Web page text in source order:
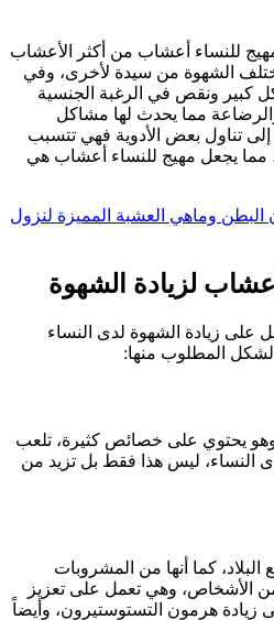
للنساء أعشاب من أكثر الأعشاب
الشهوة من سيدة لأخرى، وفي
كبير ونقص في الرغبة الجنسية
مما يحدث لها مشاكل
تناول بعض الأدوية فهي تتسبب
يجعل مهيج للنساء أعشاب هي
وماهي العشبة المميزة لنزول
لزيادة الشهوة
على زيادة الشهوة لدى النساء
المطلوب منها:
يحتوي على خصائص كثيرة، تلعب
النساء، ليس هذا فقط بل تزيد من
كما أنها من المشروبات
من الأشخاص، وهي تعمل على تعزيز
زيادة هرمون التستوستيرون، وأيضاً